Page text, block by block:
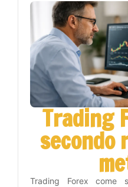
Trading
secondo
Trading Forex come